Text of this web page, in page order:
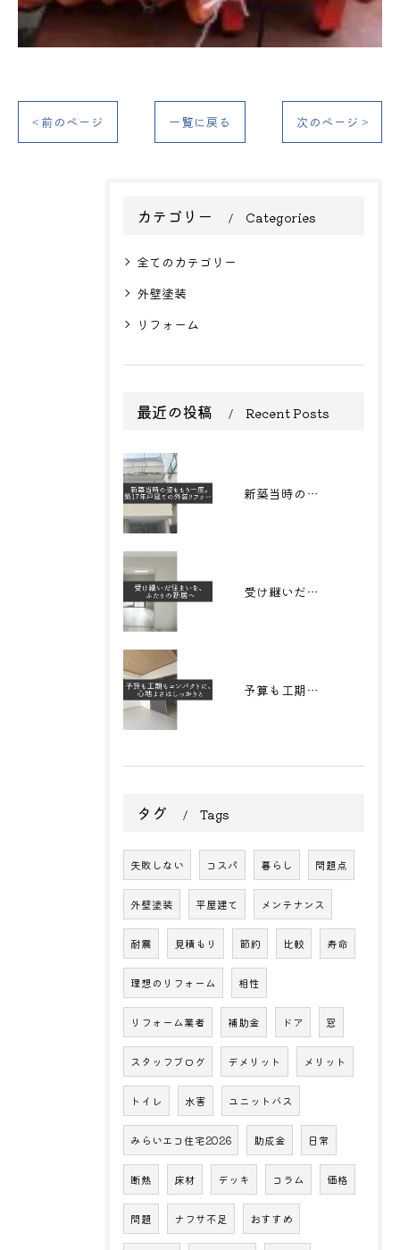
< 前のページ 一覧に戻る 次のページ >
カテゴリー Categories
全てのカテゴリー
外壁塗装
リフォーム
最近の投稿 Recent Posts
新築当時の姿をもう一度。築17年戸建ての外装リフォーム
受け継いだ住まいを、 ふたりの新居へ
予算も工期もコンパクトに、心地よさはしっかりと
タグ Tags
失敗しない コスパ 暮らし 問題点
外壁塗装 平屋建て メンテナンス
耐震 見積もり 節約 比較 寿命
理想のリフォーム 相性
リフォーム業者 補助金 ドア 窓
スタッフブログ デメリット メリット
トイレ 水害 ユニットバス
みらいエコ住宅2026 助成金 日常
断熱 床材 デッキ コラム 価格
問題 ナフサ不足 おすすめ